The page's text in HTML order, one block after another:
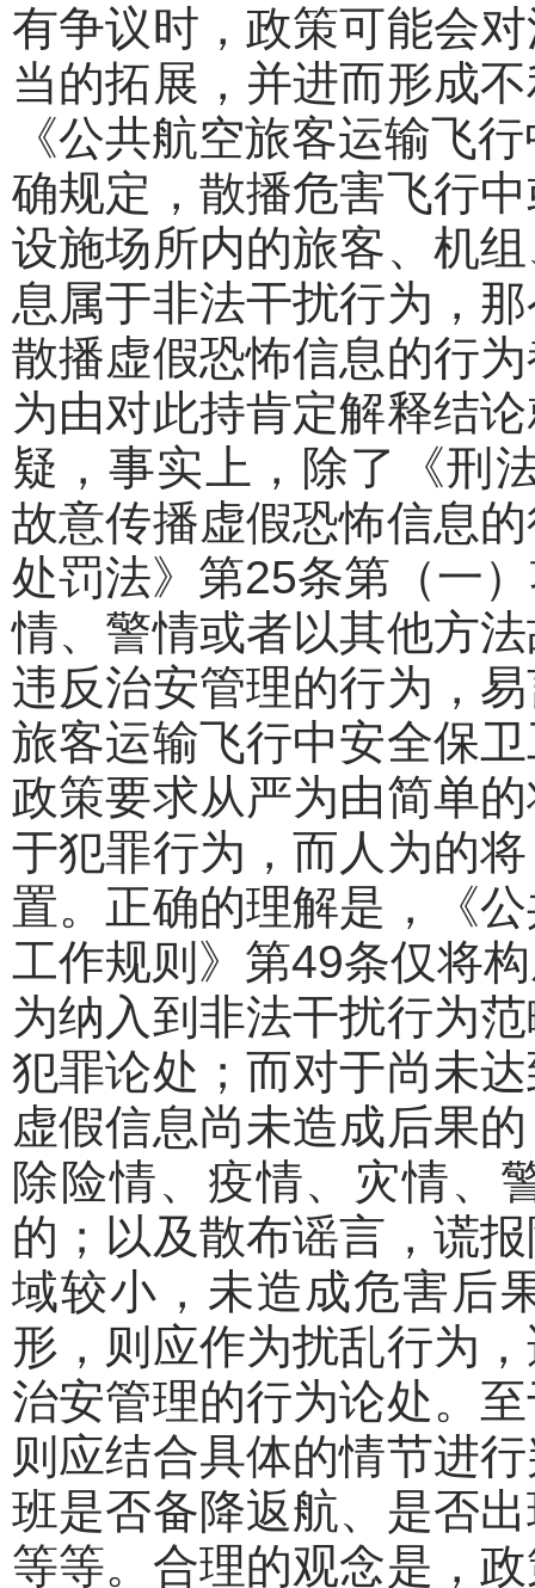
有争议时，政策可能会
当的拓展，并进而形成
《公共航空旅客运输飞
确规定，散播危害飞行
设施场所内的旅客、机
息属于非法干扰行为，
散播虚假恐怖信息的行
为由对此持肯定解释结
疑，事实上，除了《刑
故意传播虚假恐怖信息
处罚法》第25条第（一
情、警情或者以其他方
违反治安管理的行为，
旅客运输飞行中安全保
政策要求从严为由简单
于犯罪行为，而人为的
置。正确的理解是，《
工作规则》第49条仅将
为纳入到非法干扰行为
犯罪论处；而对于尚未
虚假信息尚未造成后果
除险情、疫情、灾情、
的；以及散布谣言，谎
域较小，未造成危害后
形，则应作为扰乱行为
治安管理的行为论处。
则应结合具体的情节进
班是否备降返航、是否
等等。合理的观念是，